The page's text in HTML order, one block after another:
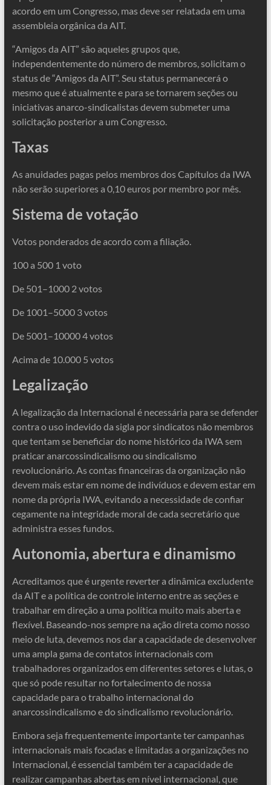
acordo em um Congresso, mas deve ser relatada em uma
assembleia orgânica da AIT.
“Amigos da AIT” são aqueles grupos que,
independentemente do número de membros, solicitam o
status de “Amigos da AIT”. Seu status permanecerá o
mesmo que é atualmente e para se tornarem seções ou
iniciativas anarco-sindicalistas devem submeter uma
solicitação posterior a um Congresso.
Taxas
As anuidades pagas pelos membros dos Capítulos da IWA
não serão superiores a 0,10 euros por membro por mês.
Sistema de votação
Votos ponderados de acordo com a filiação.
100 a 500 1 voto
De 501–1000 2 votos
De 1001–5000 3 votos
De 5001–10000 4 votos
Acima de 10.000 5 votos
Legalização
A legalização da Internacional é necessária para se defender
contra o uso indevido da sigla por sindicatos não membros
que tentam se beneficiar do nome histórico da IWA sem
praticar anarcossindicalismo ou sindicalismo
revolucionário. As contas financeiras da organização não
devem mais estar em nome de indivíduos e devem estar em
nome da própria IWA, evitando a necessidade de confiar
cegamente na integridade moral de cada secretário que
administra esses fundos.
Autonomia, abertura e dinamismo
Acreditamos que é urgente reverter a dinâmica excludente
da AIT e a política de controle interno entre as seções e
trabalhar em direção a uma política muito mais aberta e
flexível. Baseando-nos sempre na ação direta como nosso
meio de luta, devemos nos dar a capacidade de desenvolver
uma ampla gama de contatos internacionais com
trabalhadores organizados em diferentes setores e lutas, o
que só pode resultar no fortalecimento de nossa
capacidade para o trabalho internacional do
anarcossindicalismo e do sindicalismo revolucionário.
Embora seja frequentemente importante ter campanhas
internacionais mais focadas e limitadas a organizações no
Internacional, é essencial também ter a capacidade de
realizar campanhas abertas em nível internacional, que